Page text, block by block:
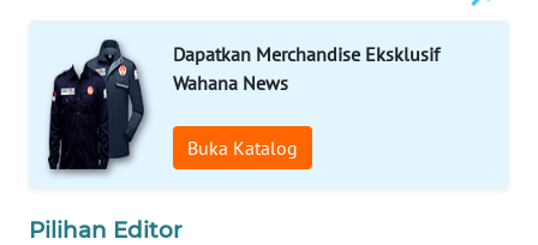
Dapatkan Merchandise Eksklusif
Wahana News
Buka Katalog
Pilihan Editor
TANI
WAHANA
ADVOKAT
WAHANA